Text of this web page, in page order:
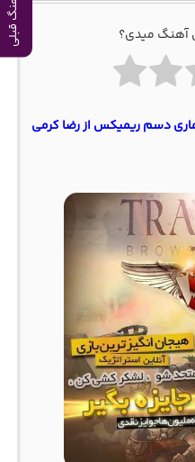
آهنگ قبلی آهنگ میدی؟
دسم ریمیکس از رضا کرمی